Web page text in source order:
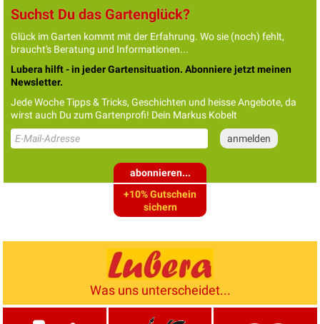
Suchst Du das Gartenglück?
Glück im Garten kommt mit der Erfahrung. Wo sie (noch) fehlt,
braucht's Beratung und Informationen...
Lubera hilft - in jeder Gartensituation. Abonniere jetzt meinen
Newsletter.
Jede Woche Tipps & Tricks, Geschichten und heisse Angebote, da
wirst auch Du zum Gartenprofi! Dein Markus Kobelt
abonnieren...
+10% Gutschein
sichern
Was uns unterscheidet...